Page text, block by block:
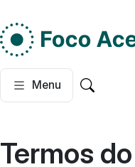
Menu
Termos